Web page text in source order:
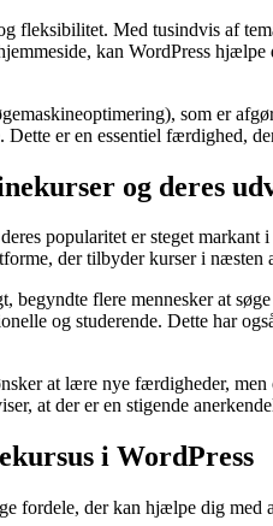
fleksibilitet. Med tusindvis af
kan WordPress
som er
er en essentiel færdighed,
og deres
popularitet er steget
der tilbyder kurser i næsten
begyndte flere mennesker at
og studerende. Dette har
at lære nye færdigheder,
at der er en stigende
i WordPress
fordele, der kan hjælpe dig